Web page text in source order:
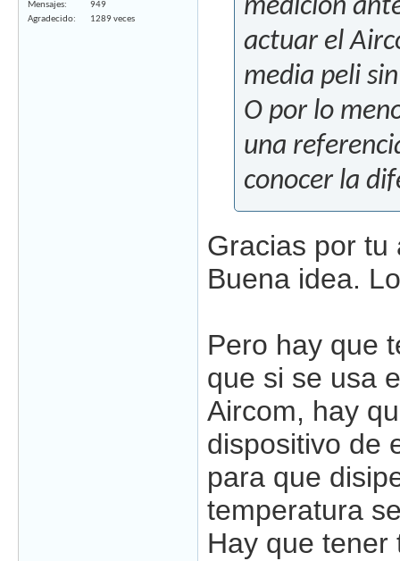
Mensajes
949
Agradecido
1289 veces
medición
actuar el
media peli
O por lo
una
conocer la
Gracias por tu
Buena idea.
Pero hay que
que si se usa
Aircom, hay
dispositivo de
para que
temperatura
Hay que